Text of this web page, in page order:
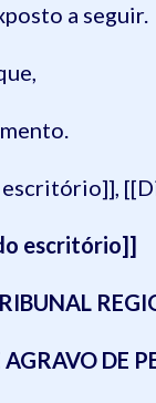
a seguir.
escritório]]
AGRAVO DE